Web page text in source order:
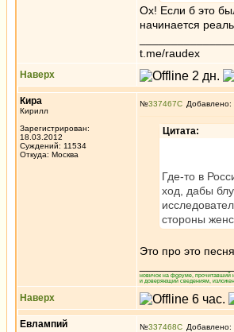
Ох! Если б это
начинается
t.me/raudex
Наверх
Кира
Кирилл
Зарегистрирован:
18.03.2012
Суждений: 11534
Откуда: Москва
№337467
Цитата:
Где-то в
ход, дабы
стороны
Это про это
новичок на форуме, прочитавший
и доверяющий сведениям,
Наверх
Евлампий №337468